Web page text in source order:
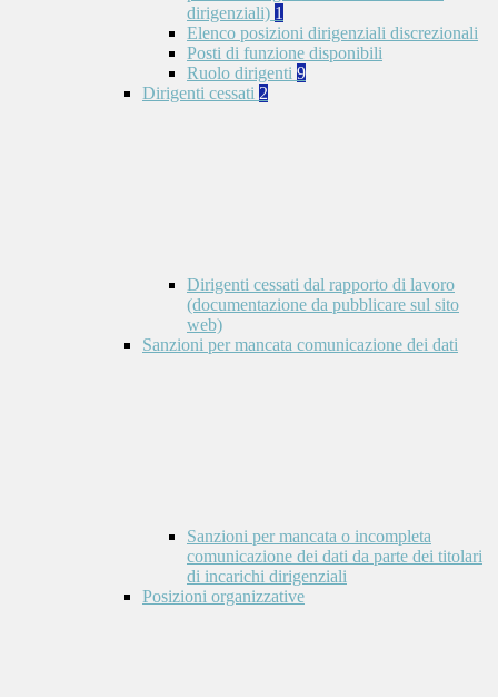
dirigenziali) 1
Elenco posizioni dirigenziali discrezionali
Posti di funzione disponibili
Ruolo dirigenti 9
Dirigenti cessati 2
Dirigenti cessati dal rapporto di lavoro
(documentazione da pubblicare sul sito
web)
Sanzioni per mancata comunicazione dei dati
Sanzioni per mancata o incompleta
comunicazione dei dati da parte dei titolari
di incarichi dirigenziali
Posizioni organizzative